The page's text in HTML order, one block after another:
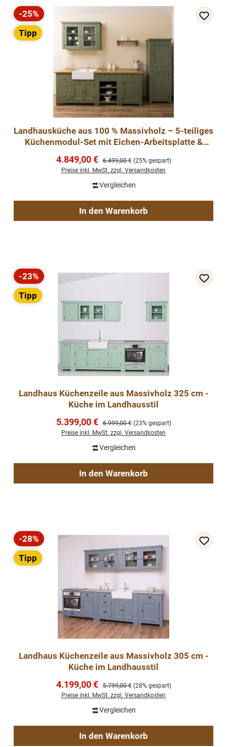
Rabatt
-25%
Tipp
Landhausküche aus 100 % Massivholz – 5-teiliges
Küchenmodul-Set mit Eichen-Arbeitsplatte &
Verkaufspreis:
4.849,00 € Regulärer Preis:
6.499,00 € (25% gespart)
Preise inkl. MwSt. zzgl. Versandkosten
Vergleichen
In den Warenkorb
Rabatt
-23%
Tipp
Landhaus Küchenzeile aus Massivholz 325 cm -
Küche im Landhausstil
Verkaufspreis:
5.399,00 € Regulärer Preis:
6.999,00 € (23% gespart)
Preise inkl. MwSt. zzgl. Versandkosten
Vergleichen
In den Warenkorb
Rabatt
-28%
Tipp
Landhaus Küchenzeile aus Massivholz 305 cm -
Küche im Landhausstil
Verkaufspreis:
4.199,00 € Regulärer Preis:
5.799,00 € (28% gespart)
Preise inkl. MwSt. zzgl. Versandkosten
Vergleichen
In den Warenkorb